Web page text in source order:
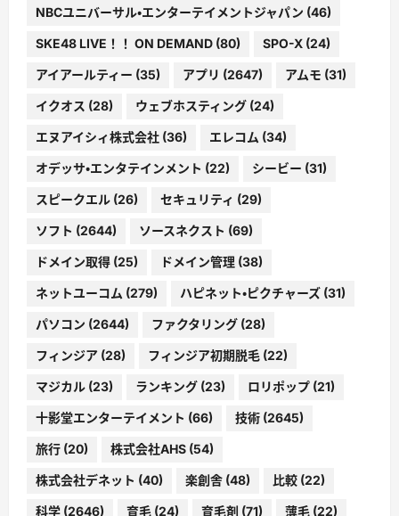
NBCユニバーサル・エンターテイメントジャパン (46)
SKE48 LIVE！！ ON DEMAND (80) SPO-X (24)
アイアールティー (35) アプリ (2647) アムモ (31)
イクオス (28) ウェブホスティング (24)
エヌアイシィ株式会社 (36) エレコム (34)
オデッサ・エンタテインメント (22) シービー (31)
スピークエル (26) セキュリティ (29)
ソフト (2644) ソースネクスト (69)
ドメイン取得 (25) ドメイン管理 (38)
ネットユーコム (279) ハピネット・ピクチャーズ (31)
パソコン (2644) ファクタリング (28)
フィンジア (28) フィンジア初期脱毛 (22)
マジカル (23) ランキング (23) ロリポップ (21)
十影堂エンターテイメント (66) 技術 (2645)
旅行 (20) 株式会社AHS (54)
株式会社デネット (40) 楽創舎 (48) 比較 (22)
科学 (2646) 育毛 (24) 育毛剤 (71) 薄毛 (22)